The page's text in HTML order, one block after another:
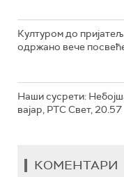
Културом до
одржано вече
Наши сусрети:
вајар, РТС Свет, 20.57
КОМЕНТАРИ